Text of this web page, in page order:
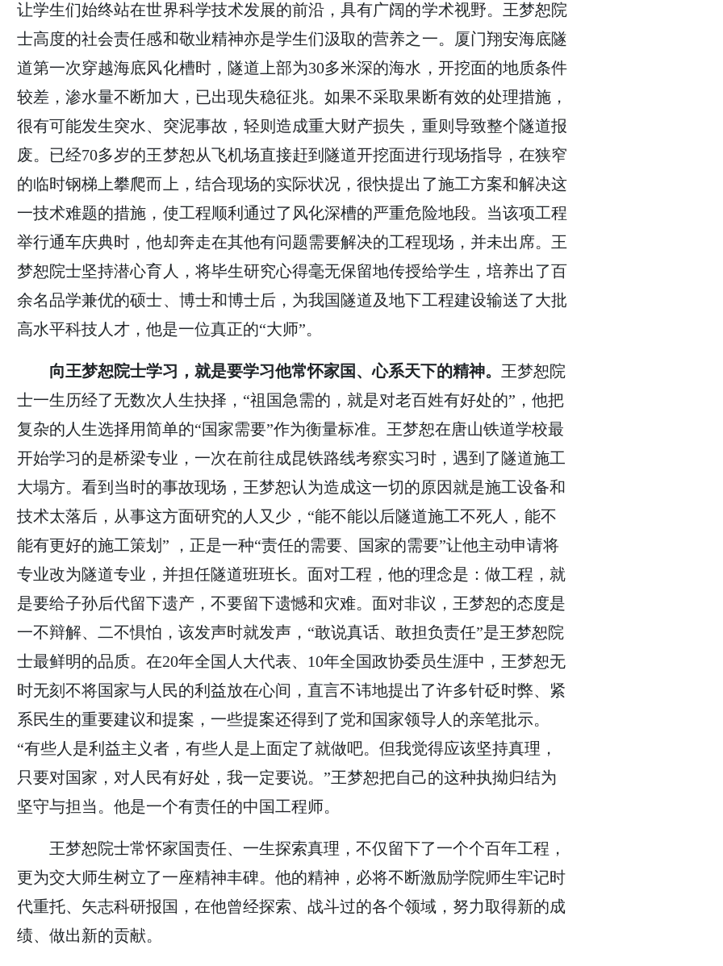
让学生们始终站在世界科学技术发展的前沿，具有广阔的学术视野。王梦恕院
士高度的社会责任感和敬业精神亦是学生们汲取的营养之一。厦门翔安海底隧
道第一次穿越海底风化槽时，隧道上部为30多米深的海水，开挖面的地质条件
较差，渗水量不断加大，已出现失稳征兆。如果不采取果断有效的处理措施，
很有可能发生突水、突泥事故，轻则造成重大财产损失，重则导致整个隧道报
废。已经70多岁的王梦恕从飞机场直接赶到隧道开挖面进行现场指导，在狭窄
的临时钢梯上攀爬而上，结合现场的实际状况，很快提出了施工方案和解决这
一技术难题的措施，使工程顺利通过了风化深槽的严重危险地段。当该项工程
举行通车庆典时，他却奔走在其他有问题需要解决的工程现场，并未出席。王
梦恕院士坚持潜心育人，将毕生研究心得毫无保留地传授给学生，培养出了百
余名品学兼优的硕士、博士和博士后，为我国隧道及地下工程建设输送了大批
高水平科技人才，他是一位真正的“大师”。
向王梦恕院士学习，就是要学习他常怀家国、心系天下的精神。 王梦恕院
士一生历经了无数次人生抉择，“祖国急需的，就是对老百姓有好处的”，他把
复杂的人生选择用简单的“国家需要”作为衡量标准。王梦恕在唐山铁道学校最
开始学习的是桥梁专业，一次在前往成昆铁路线考察实习时，遇到了隧道施工
大塌方。看到当时的事故现场，王梦恕认为造成这一切的原因就是施工设备和
技术太落后，从事这方面研究的人又少，“能不能以后隧道施工不死人，能不
能有更好的施工策划” ，正是一种“责任的需要、国家的需要”让他主动申请将
专业改为隧道专业，并担任隧道班班长。面对工程，他的理念是：做工程，就
是要给子孙后代留下遗产，不要留下遗憾和灾难。面对非议，王梦恕的态度是
一不辩解、二不惧怕，该发声时就发声，“敢说真话、敢担负责任”是王梦恕院
士最鲜明的品质。在20年全国人大代表、10年全国政协委员生涯中，王梦恕无
时无刻不将国家与人民的利益放在心间，直言不讳地提出了许多针砭时弊、紧
系民生的重要建议和提案，一些提案还得到了党和国家领导人的亲笔批示。
“有些人是利益主义者，有些人是上面定了就做吧。但我觉得应该坚持真理，
只要对国家，对人民有好处，我一定要说。”王梦恕把自己的这种执拗归结为
坚守与担当。他是一个有责任的中国工程师。
王梦恕院士常怀家国责任、一生探索真理，不仅留下了一个个百年工程，
更为交大师生树立了一座精神丰碑。他的精神，必将不断激励学院师生牢记时
代重托、矢志科研报国，在他曾经探索、战斗过的各个领域，努力取得新的成
绩、做出新的贡献。